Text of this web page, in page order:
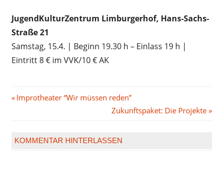
JugendKulturZentrum Limburgerhof, Hans-Sachs-
Straße 21
Samstag, 15.4. | Beginn 19.30 h – Einlass 19 h |
Eintritt 8 € im VVK/10 € AK
Beitragsnavigation
Vorheriger
Improtheater “Wir müssen reden”
Nächster
Zukunftspaket: Die Projekte
KOMMENTAR HINTERLASSEN